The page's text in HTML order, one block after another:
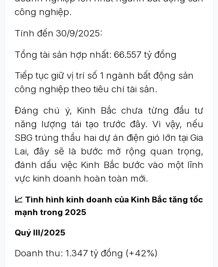
công nghiệp.
Tính đến 30/9/2025:
Tổng tài sản hợp nhất: 66.557 tỷ đồng
Tiếp tục giữ vị trí số 1 ngành bất động sản
công nghiệp theo tiêu chí tài sản.
Đáng chú ý, Kinh Bắc chưa từng đầu tư
năng lượng tái tạo trước đây. Vì vậy, nếu
SBG trúng thầu hai dự án điện gió lớn tại Gia
Lai, đây sẽ là bước mở rộng quan trọng,
đánh dấu việc Kinh Bắc bước vào một lĩnh
vực kinh doanh hoàn toàn mới.
📈 Tình hình kinh doanh của Kinh Bắc tăng tốc
mạnh trong 2025
Quý III/2025
Doanh thu: 1.347 tỷ đồng (+42%)